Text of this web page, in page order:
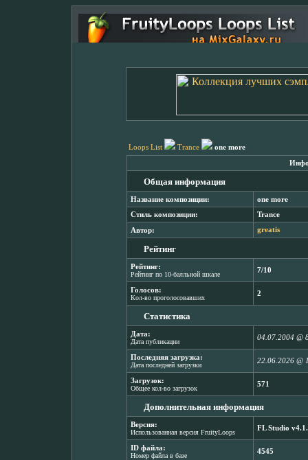
Loops List Trance one more
Общая информация
Название композиции: one more
Стиль композиции: Trance
Автор: greatis
Рейтинг
Рейтинг:
Рейтинг по 10-балльной шкале
7/10
Голосов:
Кол-во проголосовавших
2
Статистика
Дата:
Дата публикации
04.07.2004 @
Последняя загрузка:
Дата последней загрузки
22.06.2026 @
Загрузок:
Общее кол-во загрузок
571
Дополнительная информация
Версия:
Использованная версия FruityLoops
FL Studio
ID файла:
Номер файла в базе
4545